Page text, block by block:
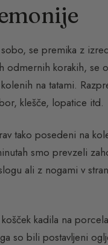
se premika z
odmernih korakih, se
na tatami.
klešče, lopatice itd.
tako posedeni na
smo prevzeli
ali z nogami v
kadila na
so bili postavljeni